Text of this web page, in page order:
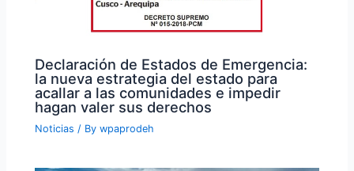
Declaración de Estados de Emergencia:
la nueva estrategia del estado para
acallar a las comunidades e impedir
hagan valer sus derechos
Noticias / Bywpaprodeh